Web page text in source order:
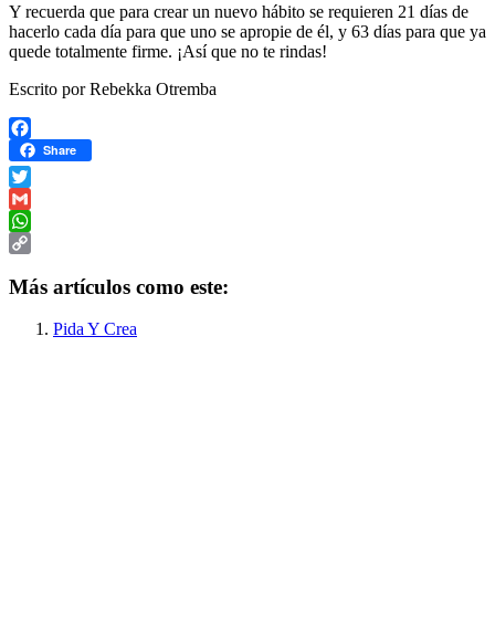
Y recuerda que para crear un nuevo hábito se requieren 21 días de
hacerlo cada día para que uno se apropie de él, y 63 días para que ya
quede totalmente firme. ¡Así que no te rindas!
Escrito por Rebekka Otremba
Facebook
Share
Twitter
Gmail
WhatsApp
Link
Más artículos como este:
Pida Y Crea